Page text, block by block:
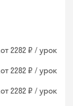
от 2282 ₽ / урок
от 2282 ₽ / урок
от 2282 ₽ / урок